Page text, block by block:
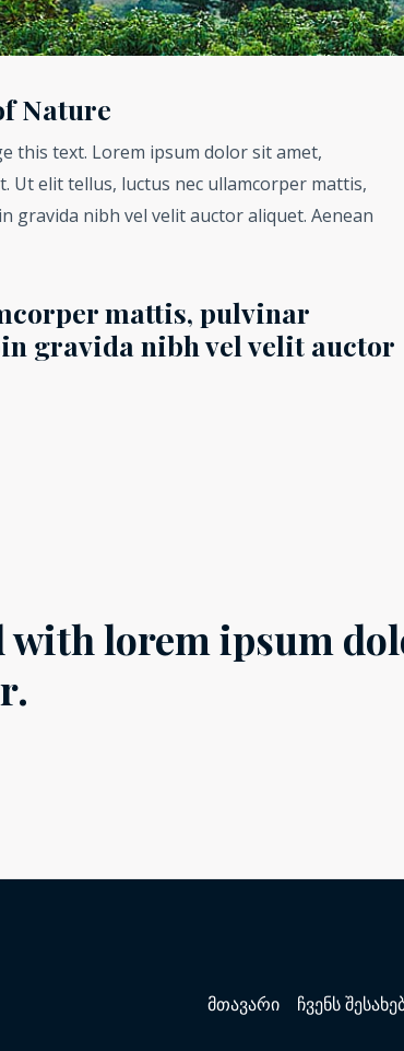
Nature
this text. Lorem ipsum dolor sit amet,
Ut elit tellus, luctus nec ullamcorper mattis,
gravida nibh vel velit auctor aliquet. Aenean
mattis, pulvinar
gravida nibh vel velit auctor
with lorem ipsum
მთავარი ჩვენს